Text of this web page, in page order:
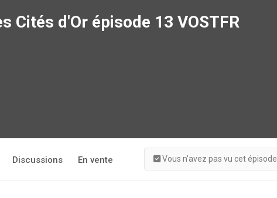
Cités d'Or épisode 13 VOSTFR
Vous n'avez pas vu cet épisode
Discussions En vente